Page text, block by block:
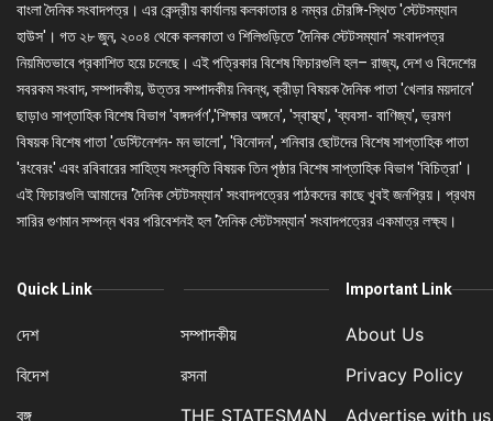
বাংলা দৈনিক সংবাদপত্র। এর কেন্দ্রীয় কার্যালয় কলকাতার ৪ নম্বর চৌরঙ্গি-স্থিত 'স্টেটসম্যান
হাউস'। গত ২৮ জুন, ২০০৪ থেকে কলকাতা ও শিলিগুড়িতে 'দৈনিক স্টেটসম্যান' সংবাদপত্র
নিয়মিতভাবে প্রকাশিত হয়ে চলেছে। এই পত্রিকার বিশেষ ফিচারগুলি হল– রাজ্য, দেশ ও বিদেশের
সবরকম সংবাদ, সম্পাদকীয়, উত্তর সম্পাদকীয় নিবন্ধ, ক্রীড়া বিষয়ক দৈনিক পাতা 'খেলার ময়দানে'
ছাড়াও সাপ্তাহিক বিশেষ বিভাগ 'বঙ্গদর্পণ','শিক্ষার অঙ্গনে', 'স্বাস্থ্য', 'ব্যবসা- বাণিজ্য', ভ্রমণ
বিষয়ক বিশেষ পাতা 'ডেস্টিনেশন- মন ভালো', 'বিনোদন', শনিবার ছোটদের বিশেষ সাপ্তাহিক পাতা
'রংবেরং' এবং রবিবারের সাহিত্য সংস্কৃতি বিষয়ক তিন পৃষ্ঠার বিশেষ সাপ্তাহিক বিভাগ 'বিচিত্রা'।
এই ফিচারগুলি আমাদের 'দৈনিক স্টেটসম্যান' সংবাদপত্রের পাঠকদের কাছে খুবই জনপ্রিয়। প্রথম
সারির গুণমান সম্পন্ন খবর পরিবেশনই হল 'দৈনিক স্টেটসম্যান' সংবাদপত্রের একমাত্র লক্ষ্য।
Quick Link
দেশ
বিদেশ
বঙ্গ
সম্পাদকীয়
রসনা
THE STATESMAN
Important Link
About Us
Privacy Policy
Advertise with us